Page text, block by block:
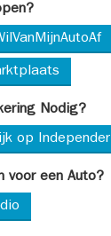
Nodig?
op Independer
voor een Auto?